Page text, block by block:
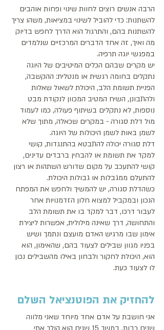
הרבה אנשים רוצים לחוות שינוי ופחות אוהבים
להשתנות: כדי להוביל לשינוי במציאות, משהו צריך
להשתנות בהם, והתרגול הוא הדרך לחפש בדיוק
מה ואיך, זה אחד הדברים המרכזיים שנלמדים
במפגשי יוגה תרפיה.
יש מקרים שבהם הכלים המיטיבים של היוגה
נתקלים בחומה רגשית או מנטלית: ההקשבה,
הפניית תשומת הלב, היכולת לשאול שאלות
ולהתבונן, השיח המטיב המכוון לנקודת מבט
נוספות, לא נתקלים בשיתוף פעולה, כמו לעמוד
מול דלת סגורה - במקרים שכאלה, מתוך שלא
לשמן באות לשמן היכולות של היוגה.
דלת סגורה יכולה להתבטא בהתנגדות, קושי
למקד את תשומת או להבחין ברבדים עדינים,
קושי להתעכב על מקום שדורש השתהות או רצון
להתעלם ממגבלות או גבולות היכולת.
כשהדלת סגורה, יש להמשיך ולחפש את המפתח
הנכון ובמקביל למצוא חלון הזדמנויות אחר
לעבור דרכו, דבר למקד בו את תשומת הלב
והתחושה, דרך שאינה מילולית, אפשרות ליצירת
אימון שבו מרגיש האדם מועצם ונתמך ושיש
בפניו מגוון שבילים לצעוד בהם, שהאימון, הוא
הוא, היכולת לחקור ולבחון באילו מהשבילים נכון
לו לצעוד כעת.
להחזיק את הפוטנציאל השלם
אני חושבת על אדם אחד מיוחד שאני מלווה